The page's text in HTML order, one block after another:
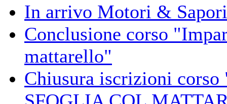
In arrivo Motori &
Conclusione corso
mattarello"
Chiusura iscrizioni